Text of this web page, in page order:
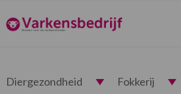
de
hoofdnavigatie
de
hoofd
de
eerste
de
voettekst
Varkensbedrijf.nl
Diergezondheid Fokkerij